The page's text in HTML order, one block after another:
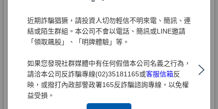
近期詐騙猖獗，請投資人切勿輕信不明來電、簡訊、連
結或陌生群組。本公司不會以電話、簡訊或LINE邀請
「領取飆股」、「明牌體驗」等。
如果您發現社群媒體中有任何假借本公司名義之行為，
請洽本公司反詐騙專線(02)35181165或客服信箱反
映，或撥打內政部警政署165反詐騙諮詢專線，以免權
益受損。